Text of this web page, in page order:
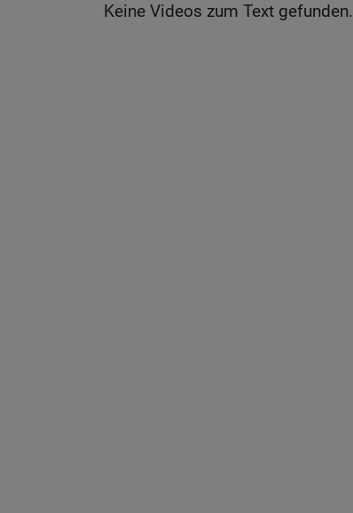
Keine Videos zum Text gefunden.